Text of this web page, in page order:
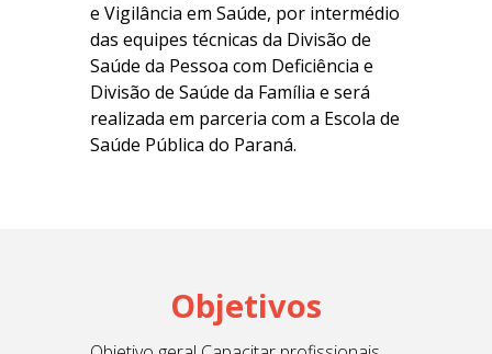
e Vigilância em Saúde, por intermédio
das equipes técnicas da Divisão de
Saúde da Pessoa com Deficiência e
Divisão de Saúde da Família e será
realizada em parceria com a Escola de
Saúde Pública do Paraná.
Objetivos